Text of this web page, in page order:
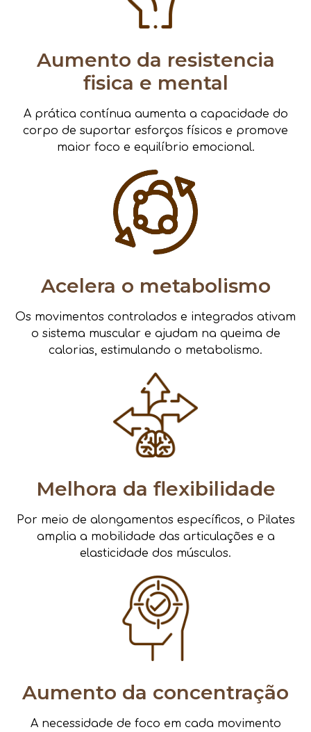
Aumento da resistencia
fisica e mental
A prática contínua aumenta a capacidade do
corpo de suportar esforços físicos e promove
maior foco e equilíbrio emocional.
Acelera o metabolismo
Os movimentos controlados e integrados ativam
o sistema muscular e ajudam na queima de
calorias, estimulando o metabolismo.
Melhora da flexibilidade
Por meio de alongamentos específicos, o Pilates
amplia a mobilidade das articulações e a
elasticidade dos músculos.
Aumento da concentração
A necessidade de foco em cada movimento